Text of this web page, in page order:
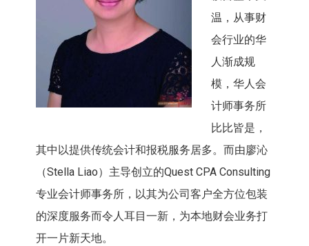
温，从事财
会行业的华
人渐成规
模，华人会
计师事务所
比比皆是，
其中以提供传统会计和报税服务居多。而由廖沁
（Stella Liao）主导创立的Quest CPA Consulting
专业会计师事务所，以其为公司客户全方位包装
的深度服务而令人耳目一新，为本地财会业务打
开一片新天地。